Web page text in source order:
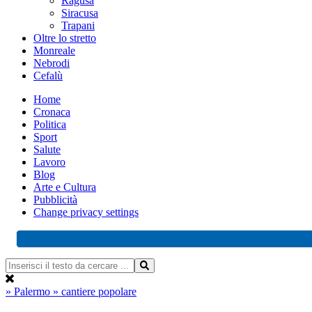
Siracusa
Trapani
Oltre lo stretto
Monreale
Nebrodi
Cefalù
Home
Cronaca
Politica
Sport
Salute
Lavoro
Blog
Arte e Cultura
Pubblicità
Change privacy settings
» Palermo » cantiere popolare